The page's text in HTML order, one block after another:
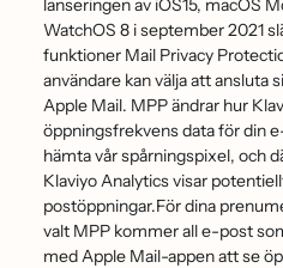
lanseringen av iOS15, macOS
WatchOS 8 i september 2021
funktioner Mail Privacy
användare kan välja att ansluta
Apple Mail. MPP ändrar hur
öppningsfrekvens data för din
hämta vår spårningspixel, och
Klaviyo Analytics visar
postöppningar.För dina
valt MPP kommer all e-post
med Apple Mail-appen att se